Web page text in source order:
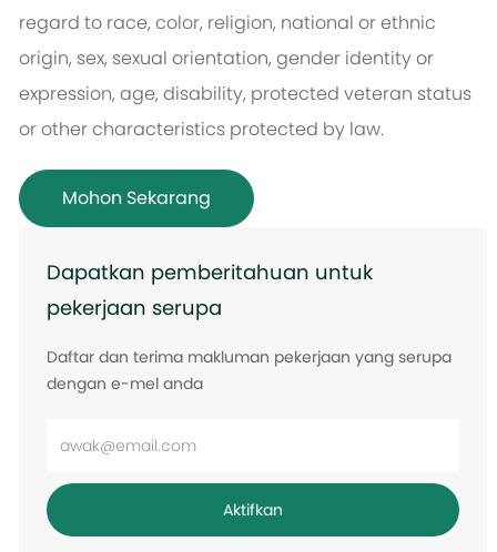
regard to race, color, religion, national or ethnic
origin, sex, sexual orientation, gender identity or
expression, age, disability, protected veteran status
or other characteristics protected by law.
Mohon Sekarang
Dapatkan pemberitahuan untuk
pekerjaan serupa
Daftar dan terima makluman pekerjaan yang serupa
dengan e-mel anda
Masukkan
e-
mel
Aktifkan